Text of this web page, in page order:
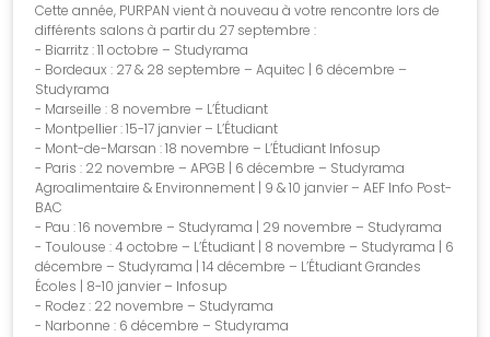
Cette année, PURPAN vient à nouveau à votre rencontre lors de
différents salons à partir du 27 septembre :
- Biarritz : 11 octobre – Studyrama
- Bordeaux : 27 & 28 septembre – Aquitec | 6 décembre –
Studyrama
- Marseille : 8 novembre – L’Étudiant
- Montpellier : 15-17 janvier – L’Étudiant
- Mont-de-Marsan : 18 novembre – L’Étudiant Infosup
- Paris : 22 novembre – APGB | 6 décembre – Studyrama
Agroalimentaire & Environnement | 9 & 10 janvier – AEF Info Post-
BAC
- Pau : 16 novembre – Studyrama | 29 novembre – Studyrama
- Toulouse : 4 octobre – L’Étudiant | 8 novembre – Studyrama | 6
décembre – Studyrama | 14 décembre – L’Étudiant Grandes
Écoles | 8-10 janvier – Infosup
- Rodez : 22 novembre – Studyrama
- Narbonne : 6 décembre – Studyrama